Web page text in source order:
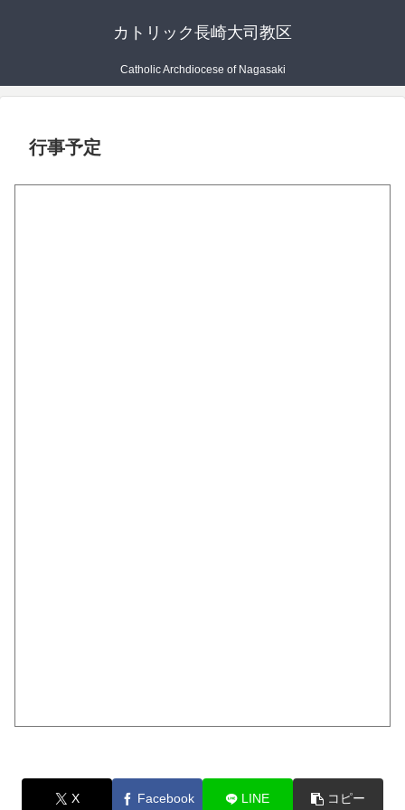
カトリック長崎大司教区
Catholic Archdiocese of Nagasaki
行事予定
X Facebook LINE コピー